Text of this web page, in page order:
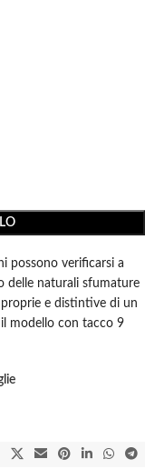
possono verificarsi a
delle naturali sfumature
e distintive di un
modello con tacco 9